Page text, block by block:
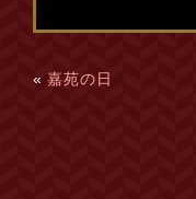
«嘉苑の日